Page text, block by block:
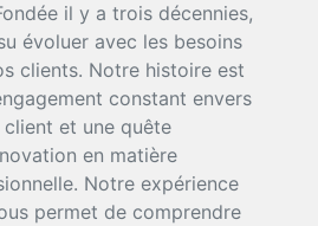
il y a trois décennies,
évoluer avec les besoins
clients. Notre histoire est
constant envers
et une quête
en matière
Notre expérience
permet de comprendre